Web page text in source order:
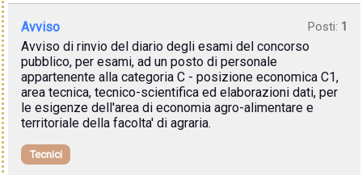
Avviso Posti: 1
Avviso di rinvio del diario degli esami del concorso
pubblico, per esami, ad un posto di personale
appartenente alla categoria C - posizione economica C1,
area tecnica, tecnico-scientifica ed elaborazioni dati, per
le esigenze dell'area di economia agro-alimentare e
territoriale della facolta' di agraria.
Tecnici